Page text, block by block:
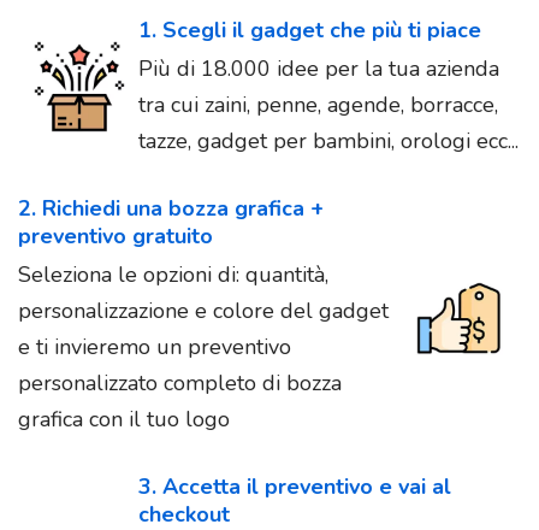
1. Scegli il gadget che più ti piace
Più di 18.000 idee per la tua azienda
tra cui zaini, penne, agende, borracce,
tazze, gadget per bambini, orologi ecc...
2. Richiedi una bozza grafica +
preventivo gratuito
Seleziona le opzioni di: quantità,
personalizzazione e colore del gadget
e ti invieremo un preventivo
personalizzato completo di bozza
grafica con il tuo logo
3. Accetta il preventivo e vai al
checkout